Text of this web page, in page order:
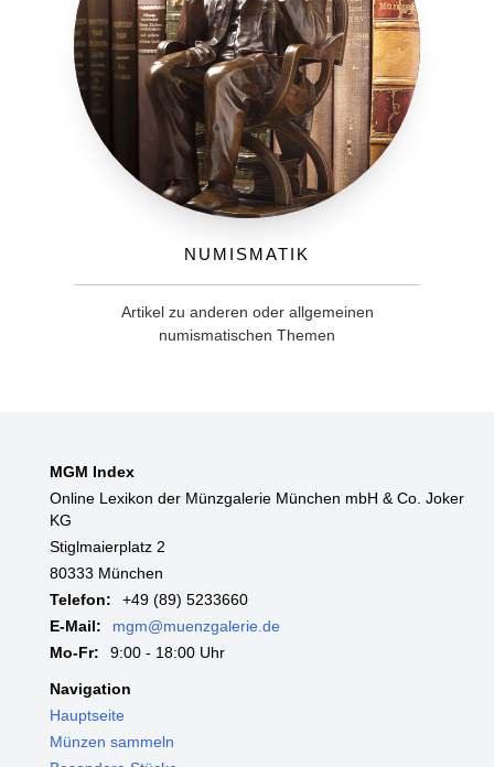
Numismatik
Artikel zu anderen oder allgemeinen
numismatischen Themen
MGM Index
Online Lexikon der Münzgalerie München mbH & Co. Joker
KG
Stiglmaierplatz 2
80333 München
Telefon:
+49 (89) 5233660
E-Mail:
mgm@muenzgalerie.de
Mo-Fr:
9:00 - 18:00 Uhr
Navigation
Hauptseite
Münzen sammeln